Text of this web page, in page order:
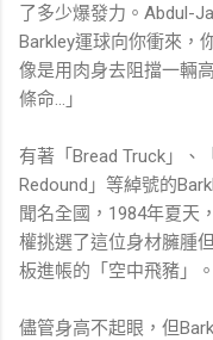
了多少爆發力。Abdul-
Barkley運球向你衝來，
像是用肉身去阻擋一輛
條命…」
有著「Bread Truck」、
Redound」等綽號的
聞名全國，1984年夏天
權挑選了這位身材臃腫
板進帳的「空中飛豬」。
儘管身高不起眼，但